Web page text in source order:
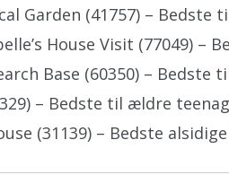
Garden (41757) – Bedste
House Visit (77049) –
Base (60350) –
– Bedste til ældre
(31139) – Bedste